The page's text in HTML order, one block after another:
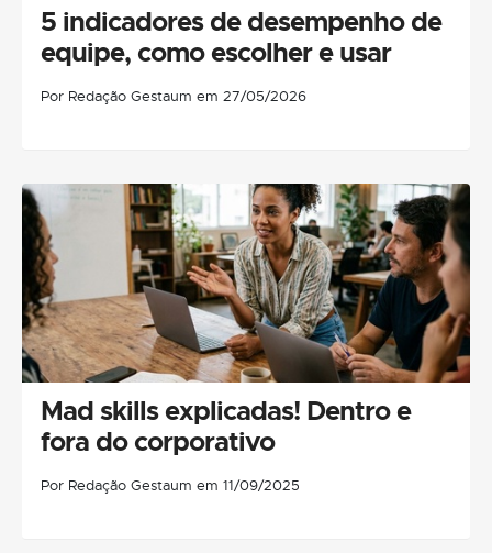
5 indicadores de desempenho de
equipe, como escolher e usar
Por Redação Gestaum em 27/05/2026
Mad skills explicadas! Dentro e
fora do corporativo
Por Redação Gestaum em 11/09/2025